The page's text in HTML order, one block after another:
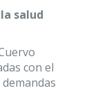
salud
con el